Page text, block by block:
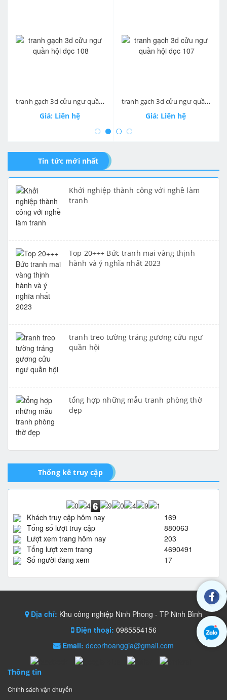
tranh gạch 3d cửu ngư quần hội dọc 108
Giá: Liên hệ
tranh gạch 3d cửu ngư quần hội dọc 107
Giá: Liên hệ
Tin tức mới nhất
Khởi nghiệp thành công với nghề làm
tranh
Top 20+++ Bức tranh mai vàng thịnh
hành và ý nghĩa nhất 2023
tranh treo tường tráng gương cửu ngư
quần hội
tổng hợp những mẫu tranh phòng thờ
đẹp
Thống kê truy cập
Khách truy cập hôm nay
169
Tổng số lượt truy cập
880063
Lượt xem trang hôm nay
203
Tổng lượt xem trang
4690491
Số người đang xem
17
Địa chỉ: Khu công nghiệp Ninh Phong - TP Ninh Bình
Điện thoại: 0985554156
Email: decorhoanggia@gmail.com
Thông tin
Chính sách vận chuyển